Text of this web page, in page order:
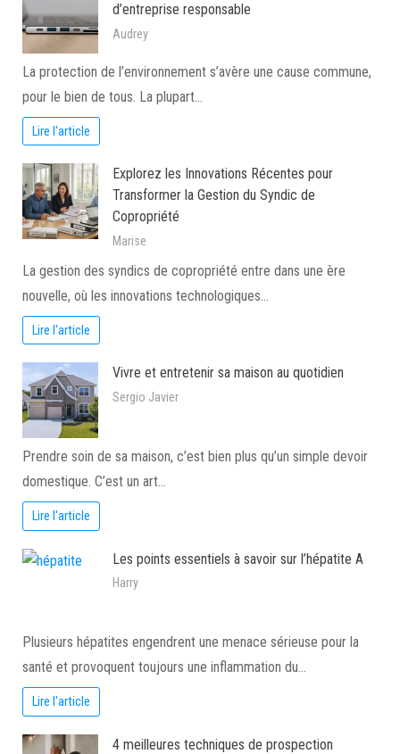
d’entreprise responsable
Audrey
La protection de l’environnement s’avère une cause commune,
pour le bien de tous. La plupart…
Lire l'article
Explorez les Innovations Récentes pour
Transformer la Gestion du Syndic de
Copropriété
Marise
La gestion des syndics de copropriété entre dans une ère
nouvelle, où les innovations technologiques…
Lire l'article
Vivre et entretenir sa maison au quotidien
Sergio Javier
Prendre soin de sa maison, c’est bien plus qu’un simple devoir
domestique. C’est un art…
Lire l'article
Les points essentiels à savoir sur l’hépatite A
Harry
Plusieurs hépatites engendrent une menace sérieuse pour la
santé et provoquent toujours une inflammation du…
Lire l'article
4 meilleures techniques de prospection